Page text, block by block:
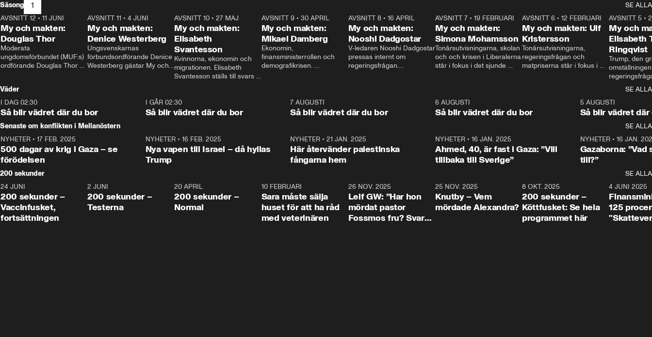
Säsong 1
SE ALLA
26:27
AVSNITT 12 • 11 JUNI
My och makten:
Douglas Thor
Moderata
ungdomsförbundet (MUF:s)
ordförande Douglas Thor
tonårsutvisningarna och hur
Moderaterna ska locka
väljare till valet i höst.
23:40
AVSNITT 11 •4 JUNI
My och makten:
Denice Westerberg
Ungsvenskarnas
förbundsordförande Denice
Westerberg gästar My och
AVSNITT 10 •27 MAJ
My och makten:
Elisabeth
Svantesson
Kvinnorna, ekonomin och
migrationen. Elisabeth
Svantesson ställs till svars
AVSNITT 9• 30 APRIL
My och makten:
Mikael Damberg
Ekonomin,
finansministerrollen och
demografikrisen.
och Makten.
AVSNITT 8• 16 APRIL
My och makten:
Nooshi Dadgostar
V-ledaren Nooshi Dadgostar
pressas internt om
regeringsfrågan.
– Vi ställer upp i val. Ska vi
vara med så sitter vi förstås
24:30
AVSNITT 7• 19 FEBRUARI
My och makten:
Simona Mohamsson
Tonårsutvisningarna, skolan
och och krisen i Liberalerna
står i fokus i det sjunde
kommentator My
Rohwedder ställer
utbildnings- och
Mohamsson till svars.
27:30
AVSNITT 6 •12 FEBRUARI
My och makten: Ulf
Kristersson
Tonårsutvisningarna,
regeringsfrågan och
matpriserna står i fokus i
Rohwedder ställer
statsminister Ulf Kristersson
AVSNITT 5 •
My och
Elisabeth
Ringqvist
Trump, den
centrum i
avsnittet av
Makten”. Se
Aftonbladets
Rohwedder
Thand Ring
Väder
SE ALLA
I DAG 02:30
Så blir vädret där du bor
1:06
I GÅR 02:30
Så blir vädret där du bor
7 AUGUSTI
Så blir vädret där du bor
6 AUGUSTI
Så blir vädret där du bor
5 AUGUSTI
Så blir vädret där
Senaste om konflikten i Mellanöstern
SE ALLA
NYHETER • 17 FEB. 2025
500 dagar av krig i Gaza – se
förödelsen
NYHETER• 16 FEB. 2025
Nya vapen till Israel – då hyllas
Trump
NYHETER •21 JAN. 2025
Här återvänder palestinska
fångarna hem
NYHETER• 16 JAN. 2025
Ahmed, 40, är fast i Gaza: ”Vill
tillbaka till Sverige”
NYHETER• 16 JAN.
Gazaborna:
till?”
200 sekunder
SE ALLA
5:00
24 JUNI
200 sekunder –
Vaccinfusket,
fortsättningen
4:23
2 JUNI
200 sekunder –
Testerna
20 APRIL
200 sekunder –
Normal
10 FEBRUARI
Sara måste sälja
huset för att ha råd
med veterinären
26 NOV. 2025
Leif GW: ”Har hon
mördat pastor
Fossmos fru? Svar
31:05
25 NOV. 2025
Knutby – Vem
mördade Alexandra?
4:29
8 OKT. 2025
200 sekunder –
Köttfusket: Se hela
programmet här
4 JUNI 2025
125